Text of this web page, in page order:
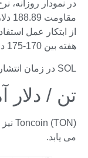
از ابتکار عمل
هفته بین 170-175 دلار آزمایش شود.
SOL در زمان انتشار با قیمت 181.15 دلار معامله می شود.
تن / دلار
می یابد.